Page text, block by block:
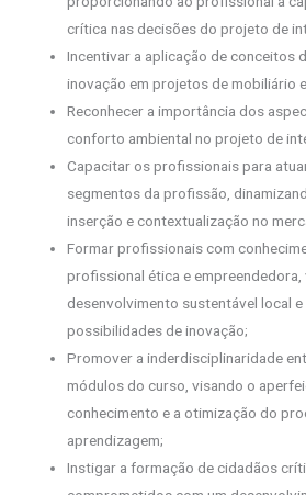
crítica nas decisões do projeto de
Incentivar a aplicação de conceitos
inovação em projetos de mobiliário
Reconhecer a importância dos
conforto ambiental no projeto de
Capacitar os profissionais para
segmentos da profissão,
inserção e contextualização no
Formar profissionais com
profissional ética e empreendedora,
desenvolvimento sustentável local
possibilidades de inovação;
Promover a inderdisciplinaridade
módulos do curso, visando o
conhecimento e a otimização do
aprendizagem;
Instigar a formação de cidadãos